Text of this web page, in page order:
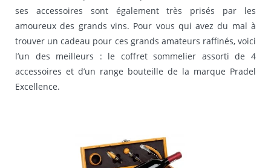
ses accessoires sont également très prisés par les
amoureux des grands vins. Pour vous qui avez du mal à
trouver un cadeau pour ces grands amateurs raffinés, voici
l’un des meilleurs : le coffret sommelier assorti de 4
accessoires et d’un range bouteille de la marque Pradel
Excellence.